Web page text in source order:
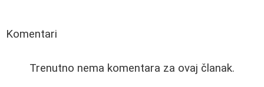
Komentari
Trenutno nema komentara za ovaj članak.